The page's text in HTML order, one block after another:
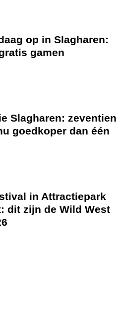
op in Slagharen:
gamen
Slagharen: zeventien
goedkoper dan één
in Attractiepark
dit zijn de Wild West